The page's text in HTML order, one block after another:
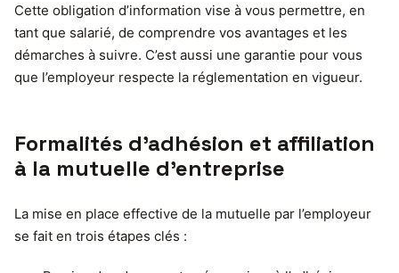
Cette obligation d’information vise à vous permettre, en
tant que salarié, de comprendre vos avantages et les
démarches à suivre. C’est aussi une garantie pour vous
que l’employeur respecte la réglementation en vigueur.
Formalités d’adhésion et affiliation
à la mutuelle d’entreprise
La mise en place effective de la mutuelle par l’employeur
se fait en trois étapes clés :